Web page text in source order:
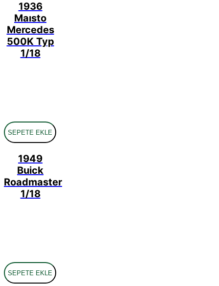
1936
Maısto
Mercedes
500K Typ
1/18
SEPETE EKLE
1949
Buick
Roadmaster
1/18
SEPETE EKLE